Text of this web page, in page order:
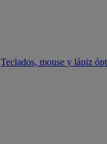
Teclados, mouse y lápiz